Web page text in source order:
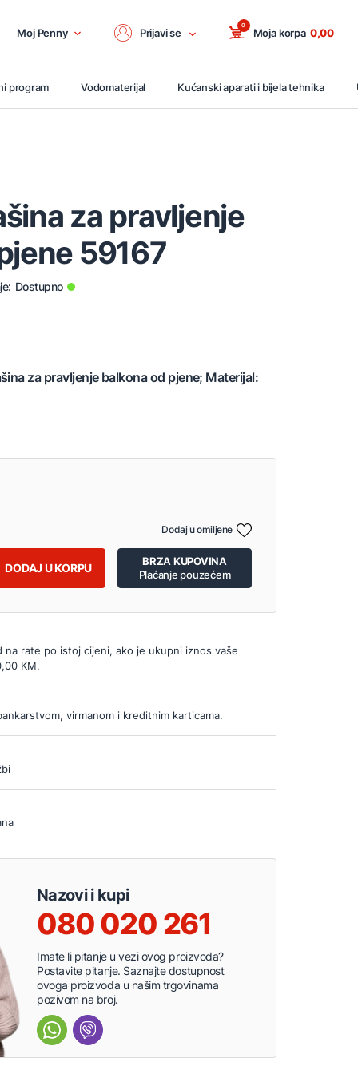
Moj Penny Prijavi se Moja korpa
0
0,00
program Vodomaterijal Kućanski aparati i bijela tehnika
za pravljenje
59167
Dostupno
za pravljenje balkona od pjene; Materijal:
DODAJ U KORPU
BRZA KUPOVINA
Plaćanje pouzećem
Dodaj u omiljene
na rate po istoj cijeni, ako je ukupni iznos vaše
KM.
virmanom i kreditnim karticama.
Nazovi i kupi
080 020 261
Imate li pitanje u vezi ovog proizvoda?
Postavite pitanje. Saznajte dostupnost
ovoga proizvoda u našim trgovinama
pozivom na broj.